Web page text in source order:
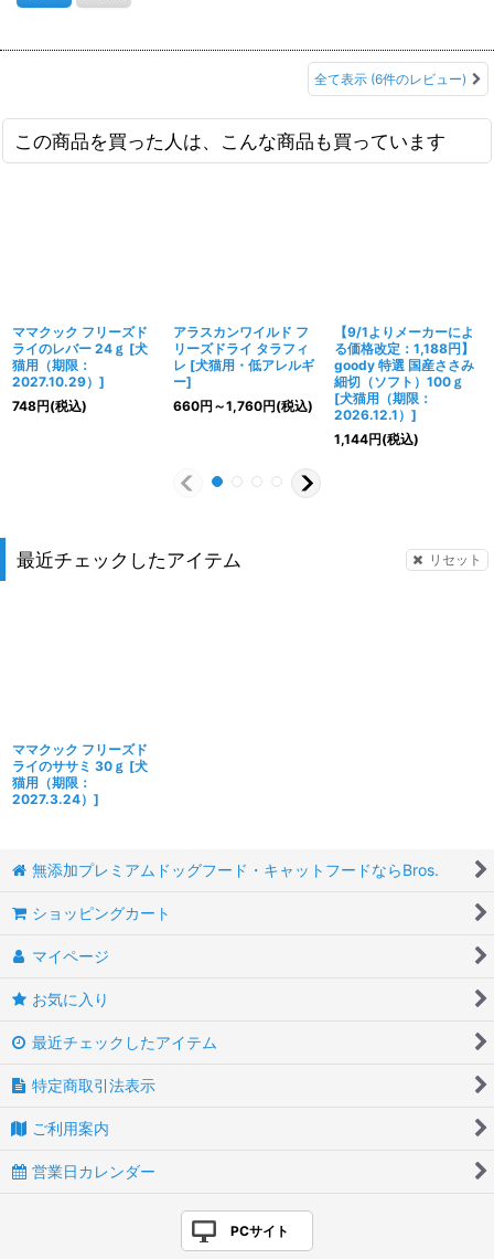
全て表示 (6件のレビュー)
この商品を買った人は、こんな商品も買っています
ママクック フリーズド
ライのレバー 24ｇ [犬
猫用（期限：
2027.10.29） ]
748円(税込)
アラスカンワイルド フ
リーズドライ タラフィ
レ [犬猫用・低アレルギ
ー]
660円 ～1,760円(税込)
【9/1よりメーカーによ
る価格改定：1,188円】
goody 特選 国産ささみ
細切（ソフト）100ｇ
[犬猫用（期限：
2026.12.1） ]
1,144円(税込)
最近チェックしたアイテム リセット
ママクック フリーズド
ライのササミ 30ｇ [犬
猫用（期限：
2027.3.24） ]
無添加プレミアムドッグフード・キャットフードならBros.
ショッピングカート
マイページ
お気に入り
最近チェックしたアイテム
特定商取引法表示
ご利用案内
営業日カレンダー
PCサイト